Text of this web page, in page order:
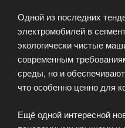
Одной из последних
электромобилей в
экологически чистые
современным
среды, но и
что особенно ценно для
Ещё одной интересной